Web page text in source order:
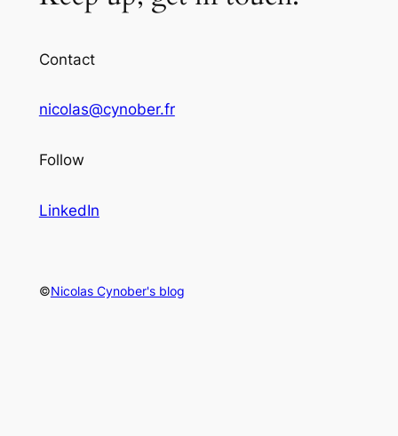
Contact
nicolas@cynober.fr
Follow
LinkedIn
©Nicolas Cynober's blog